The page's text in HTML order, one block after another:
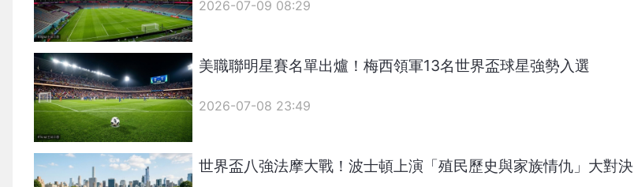
2026-07-09 08:29
美職聯明星賽名單出爐！梅西領軍13名世界盃球星強勢入選
2026-07-08 23:49
世界盃八強法摩大戰！波士頓上演「殖民歷史與家族情仇」大對決